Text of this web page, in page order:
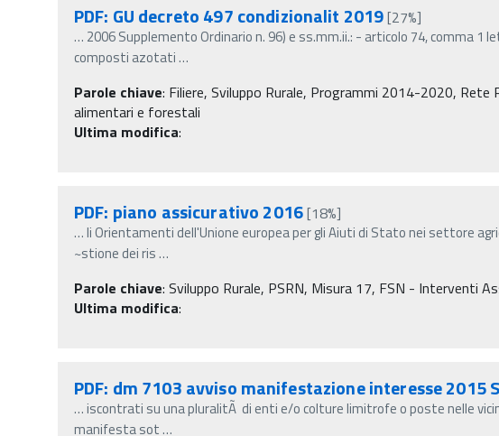
PDF: GU decreto 497 condizionalit 2019[27%]
… 2006 Supplemento Ordinario n. 96) e ss.mm.ii.: - articolo 74, comma 1
composti azotati…
Parole chiave: Filiere, Sviluppo Rurale, Programmi 2014-2020,
alimentari e forestali
Ultima modifica:
PDF: piano assicurativo 2016[18%]
…li Orientamenti dell'Unione europea per gli Aiuti di Stato nei settore
~stione dei ris…
Parole chiave: Sviluppo Rurale, PSRN, Misura 17, FSN - Interventi
Ultima modifica:
PDF: dm 7103 avviso manifestazione interesse 2015
…iscontrati su una pluralitÃ di enti e/o colture limitrofe o poste nelle
manifesta sot…